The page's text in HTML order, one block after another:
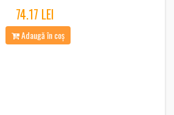
74.17 LEI
Adaugă în coș